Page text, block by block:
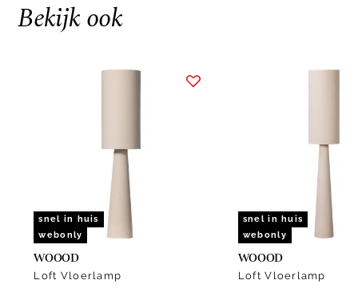
Bekijk ook
snel in huis
webonly
WOOOD
Loft Vloerlamp
snel in huis
webonly
WOOOD
Loft Vloerlamp